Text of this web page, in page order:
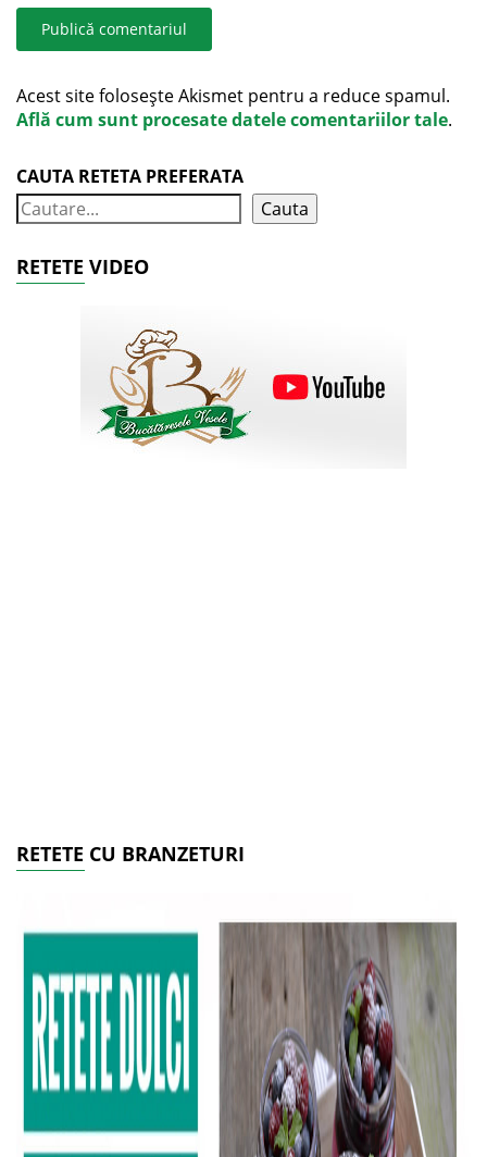
Acest site folosește Akismet pentru a reduce spamul.
Află cum sunt procesate datele comentariilor tale.
CAUTA RETETA PREFERATA
Cauta
RETETE VIDEO
RETETE CU BRANZETURI